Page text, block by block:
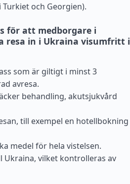
Turkiet och Georgien).
för att medborgare i
resa in i Ukraina visumfritt i
som är giltigt i minst 3
avresa.
behandling, akutsjukvård
till exempel en hotellbokning
medel för hela vistelsen.
vilket kontrolleras av